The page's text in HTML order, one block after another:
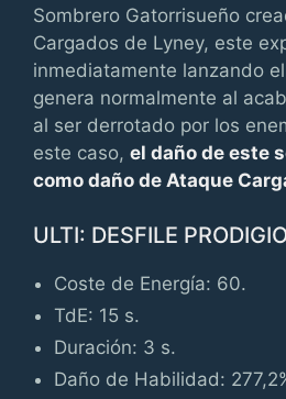
Sombrero Gatorrisueño
Cargados de Lyney, este
inmediatamente lanzando
genera normalmente al
al ser derrotado por los
este caso, el daño de este
como daño de Ataque
ULTI: DESFILE
Coste de Energía: 60.
TdE: 15 s.
Duración: 3 s.
Daño de Habilidad: